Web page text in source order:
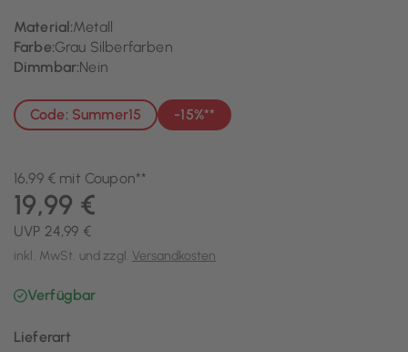
Material:Metall
Farbe:Grau Silberfarben
Dimmbar:Nein
Code: Summer15 -15%**
16,99 € mit Coupon**
UVP 24,99 €
19,99 €
inkl. MwSt. und zzgl. Versandkosten
Verfügbar
Lieferart